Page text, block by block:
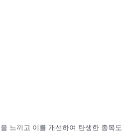
느끼고 이를 개선하여 탄생한 종목도